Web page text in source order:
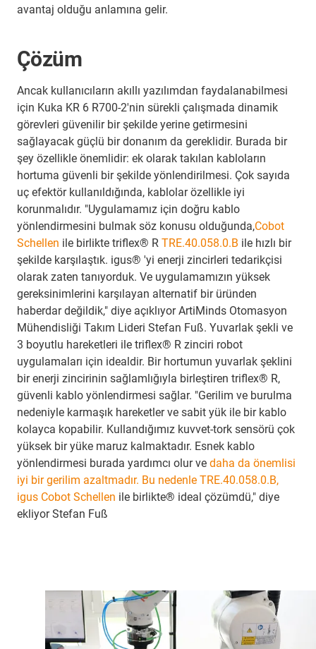
avantaj olduğu anlamına gelir.
Çözüm
Ancak kullanıcıların akıllı yazılımdan faydalanabilmesi
için Kuka KR 6 R700-2'nin sürekli çalışmada dinamik
görevleri güvenilir bir şekilde yerine getirmesini
sağlayacak güçlü bir donanım da gereklidir. Burada bir
şey özellikle önemlidir: ek olarak takılan kabloların
hortuma güvenli bir şekilde yönlendirilmesi. Çok sayıda
uç efektör kullanıldığında, kablolar özellikle iyi
korunmalıdır. "Uygulamamız için doğru kablo
yönlendirmesini bulmak söz konusu olduğunda,Cobot
Schellen ile birlikte triflex® R TRE.40.058.0.B ile hızlı bir
şekilde karşılaştık. igus® 'yi enerji zincirleri tedarikçisi
olarak zaten tanıyorduk. Ve uygulamamızın yüksek
gereksinimlerini karşılayan alternatif bir üründen
haberdar değildik," diye açıklıyor ArtiMinds Otomasyon
Mühendisliği Takım Lideri Stefan Fuß. Yuvarlak şekli ve
3 boyutlu hareketleri ile triflex® R zinciri robot
uygulamaları için idealdir. Bir hortumun yuvarlak şeklini
bir enerji zincirinin sağlamlığıyla birleştiren triflex® R,
güvenli kablo yönlendirmesi sağlar. "Gerilim ve burulma
nedeniyle karmaşık hareketler ve sabit yük ile bir kablo
kolayca kopabilir. Kullandığımız kuvvet-tork sensörü çok
yüksek bir yüke maruz kalmaktadır. Esnek kablo
yönlendirmesi burada yardımcı olur ve daha da önemlisi
iyi bir gerilim azaltmadır. Bu nedenle TRE.40.058.0.B,
igus Cobot Schellen ile birlikte® ideal çözümdü," diye
ekliyor Stefan Fuß